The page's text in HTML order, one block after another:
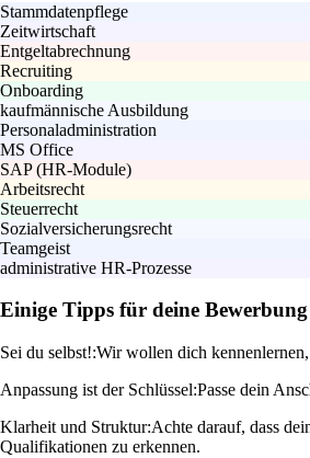
Stammdatenpflege
Zeitwirtschaft
Entgeltabrechnung
Recruiting
Onboarding
kaufmännische Ausbildung
Personaladministration
MS Office
SAP (HR-Module)
Arbeitsrecht
Steuerrecht
Sozialversicherungsrecht
Teamgeist
administrative HR-Prozesse
Einige Tipps für deine
Sei du selbst!:Wir wollen dich
Anpassung ist der Schlüssel:Passe dein
Klarheit und Struktur:Achte darauf, dass
Qualifikationen zu erkennen.